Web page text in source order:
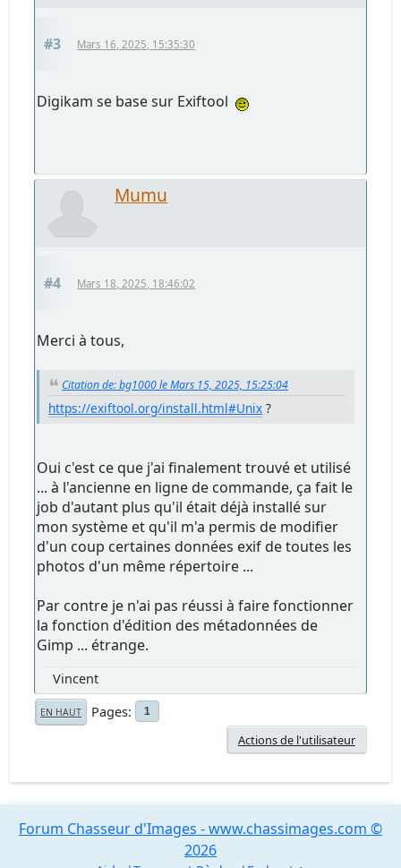
#3 Mars 16, 2025, 15:35:30
Digikam se base sur Exiftool
Mumu
#4 Mars 18, 2025, 18:46:02
Merci à tous,
Citation de: bg1000 le Mars 15, 2025, 15:25:04
https://exiftool.org/install.html#Unix ?
Oui c'est ce que j'ai finalement trouvé et utilisé
... à l'ancienne en ligne de commande, ça fait le
job d'autant plus qu'il était déjà installé sur
mon système et qu'il m'a permis de modifier
d'un coup certaines données exif de toutes les
photos d'un même répertoire ...
Par contre je n'ai pas réussi à faire fonctionner
la fonction d'édition des métadonnées de
Gimp ... étrange.
Vincent
EN HAUT Pages 1
Actions de l'utilisateur
Forum Chasseur d'Images - www.chassimages.com ©
2026